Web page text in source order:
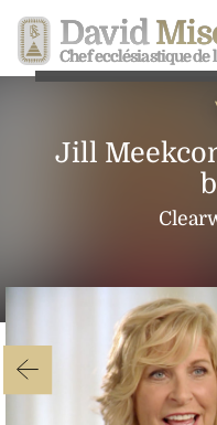
David
Chef ecclésiastique de
Jill